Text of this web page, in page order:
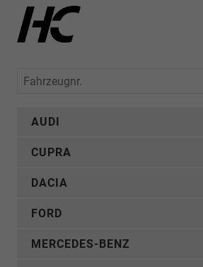
Fahrzeugnr.
AUDI
CUPRA
DACIA
FORD
MERCEDES-BENZ